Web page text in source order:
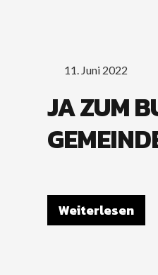
11. Juni 2022
JA ZUM
Weiterlesen